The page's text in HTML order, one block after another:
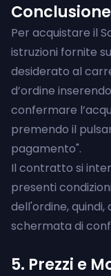
Per acquistare il
istruzioni fornite
desiderato al
d’ordine
confermare
premendo il
pagamento".
Il contratto si
presenti
dell'ordine, quindi,
schermata di
5. Prezzi e